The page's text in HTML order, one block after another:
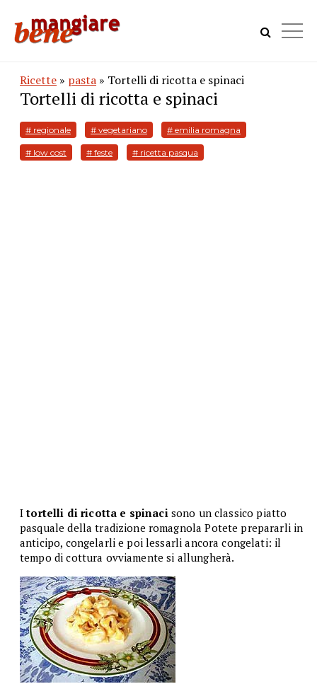
Ricette » pasta » Tortelli di ricotta e spinaci
Tortelli di ricotta e spinaci
# regionale # vegetariano # emilia romagna
# low cost # feste # ricetta pasqua
Itortelli di ricotta e spinacisono un classico piatto
pasquale della tradizione romagnola Potete prepararli in
anticipo, congelarli e poi lessarli ancora congelati: il
tempo di cottura ovviamente si allungherà.